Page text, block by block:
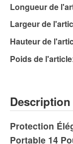
Longueur de
Largeur de
Hauteur de
Poids de l'article
Description
Protection
Portable 14